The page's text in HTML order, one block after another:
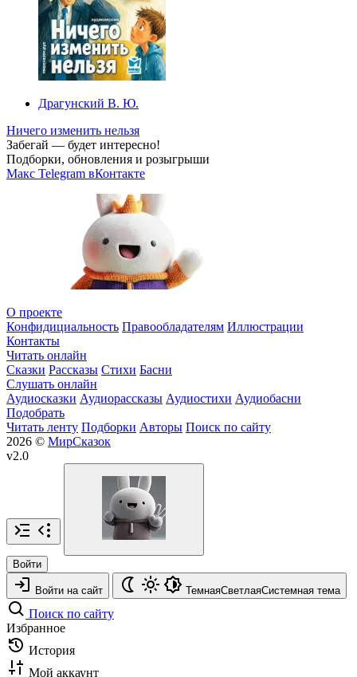
Драгунский В. Ю.
Ничего изменить нельзя
Забегай — будет интересно!
Подборки, обновления и розыгрыши
Макс Telegram вКонтакте
О проекте
Конфидициальность Правообладателям Иллюстрации
Контакты
Читать онлайн
Сказки Рассказы Стихи Басни
Слушать онлайн
Аудиосказки Аудиорассказы Аудиостихи Аудиобасни
Подобрать
Читать ленту Подборки Авторы Поиск по сайту
2026 © МирСказок
v2.0
Войти
Войти на сайт ТемнаяСветлаяСистемная тема
Поиск по сайту
Избранное
История
Мой аккаунт